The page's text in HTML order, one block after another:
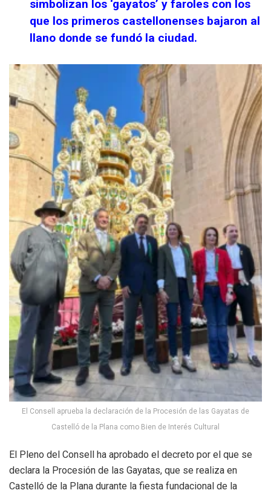
simbolizan los ‘gayatos’ y faroles con los
que los primeros castellonenses bajaron al
llano donde se fundó la ciudad.
El Consell aprueba la declaración de la Procesión de las Gayatas de
Castelló de la Plana como Bien de Interés Cultural
El Pleno del Consell ha aprobado el decreto por el que se
declara la Procesión de las Gayatas, que se realiza en
Castelló de la Plana durante la fiesta fundacional de la